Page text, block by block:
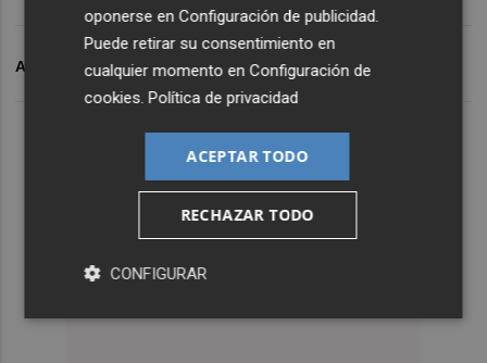
ARCHIVADO EN COAG COAG-IR REGIÓN DE MURCIA
oponerse enConfiguración de publicidad
Puede retirar su consentimiento en
cualquier momento enConfiguración de
cookies .Política de privacidad
ACEPTAR TODO
RECHAZAR TODO
CONFIGURAR